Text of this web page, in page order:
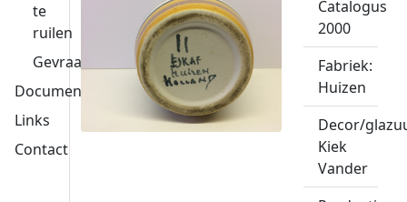
te
ruilen
Gevraagd
Documentatie
Links
Contact
Catalogus
2000
Fabriek:
Huizen
Decor/
Kiek
Vander